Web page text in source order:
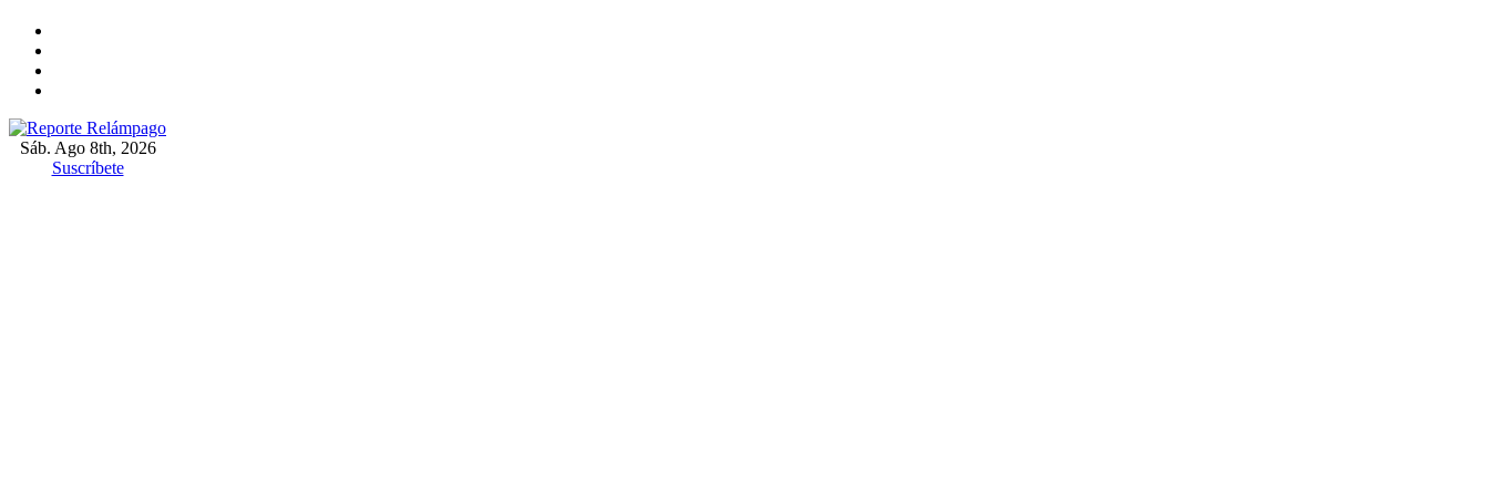
contenido
Reporte Relámpago
Claridad y rigor en cada noticia
Sáb. Ago 8th, 2026
Suscríbete